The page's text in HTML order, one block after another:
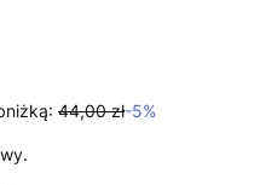
44,00 zł-5%